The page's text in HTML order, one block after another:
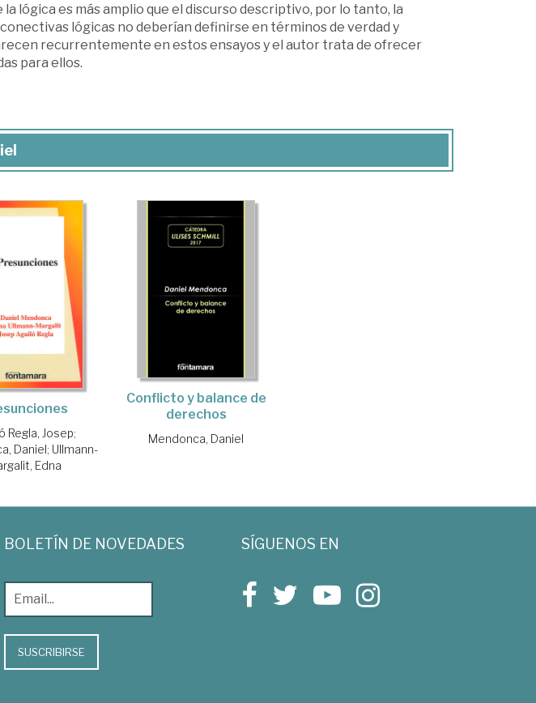
lógica es más amplio que el discurso descriptivo, por lo tanto, la
lógicas no deberían definirse en términos de verdad y
recurrentemente en estos ensayos y el autor trata de ofrecer
para ellos.
Regla, Josep;
Daniel; Ullmann-
Edna
Conflicto y balance de
derechos
Mendonca, Daniel
BOLETÍN DE NOVEDADES
SUSCRIBIRSE
SÍGUENOS EN